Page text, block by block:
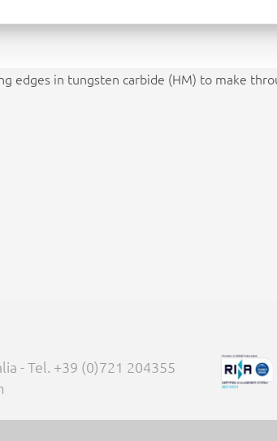
edges in tungsten carbide (HM) to make
- Tel. +39 (0)721 204355